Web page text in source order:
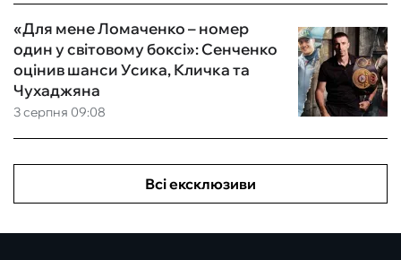
3 серпня 09:08
«Для мене Ломаченко – номер
один у світовому боксі»: Сенченко
оцінив шанси Усика, Кличка та
Чухаджяна
Всі ексклюзиви